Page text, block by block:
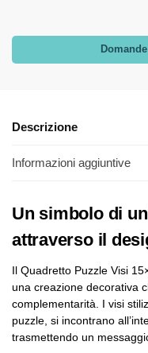
Descrizione
Informazioni aggiuntive
Un simbolo di
attraverso il
Il Quadretto Puzzle Visi
una creazione decorativa
complementarità. I visi
puzzle, si incontrano
trasmettendo un